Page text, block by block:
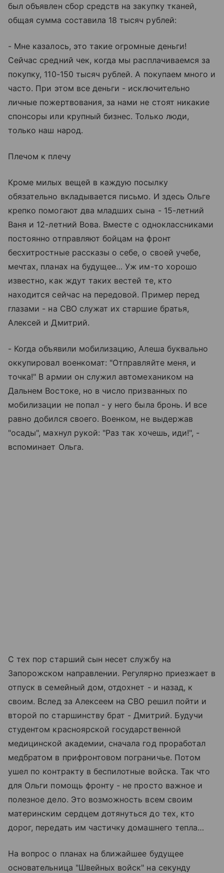
был объявлен сбор средств на закупку тканей,
общая сумма составила 18 тысяч рублей:
- Мне казалось, это такие огромные деньги!
Сейчас средний чек, когда мы расплачиваемся за
покупку, 110-150 тысяч рублей. А покупаем много и
часто. При этом все деньги - исключительно
личные пожертвования, за нами не стоят никакие
спонсоры или крупный бизнес. Только люди,
только наш народ.
Плечом к плечу
Кроме милых вещей в каждую посылку
обязательно вкладывается письмо. И здесь Ольге
крепко помогают два младших сына - 15-летний
Ваня и 12-летний Вова. Вместе с одноклассниками
постоянно отправляют бойцам на фронт
бесхитростные рассказы о себе, о своей учебе,
мечтах, планах на будущее… Уж им-то хорошо
известно, как ждут таких вестей те, кто
находится сейчас на передовой. Пример перед
глазами - на СВО служат их старшие братья,
Алексей и Дмитрий.
- Когда объявили мобилизацию, Алеша буквально
оккупировал военкомат: "Отправляйте меня, и
точка!" В армии он служил автомехаником на
Дальнем Востоке, но в число призванных по
мобилизации не попал - у него была бронь. И все
равно добился своего. Военком, не выдержав
"осады", махнул рукой: "Раз так хочешь, иди!", -
вспоминает Ольга.
С тех пор старший сын несет службу на
Запорожском направлении. Регулярно приезжает в
отпуск в семейный дом, отдохнет - и назад, к
своим. Вслед за Алексеем на СВО решил пойти и
второй по старшинству брат - Дмитрий. Будучи
студентом красноярской государственной
медицинской академии, сначала год проработал
медбратом в прифронтовом пограничье. Потом
ушел по контракту в беспилотные войска. Так что
для Ольги помощь фронту - не просто важное и
полезное дело. Это возможность всем своим
материнским сердцем дотянуться до тех, кто
дорог, передать им частичку домашнего тепла…
На вопрос о планах на ближайшее будущее
основательница "Швейных войск" на секунду